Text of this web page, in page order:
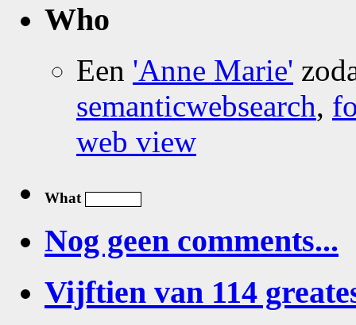
Who
Een 'Anne Marie'
semanticwebsearch,
web view
What
Nog geen comments...
Vijftien van 114